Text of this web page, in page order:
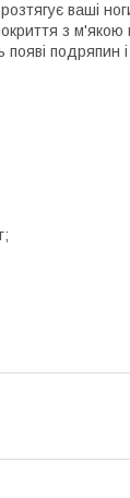
ваші
з м'якою
появі подряпин